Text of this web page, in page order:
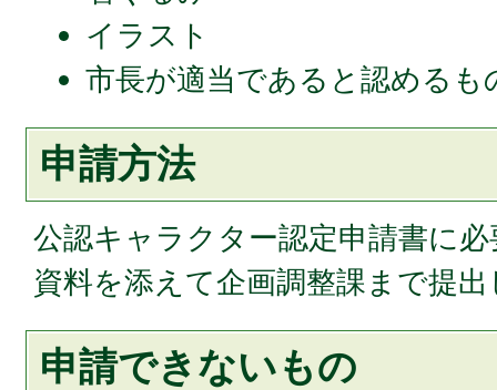
イラスト
市長が適当であると認めるも
申請方法
公認キャラクター認定申請書に
資料を添えて企画調整課まで提
申請できないもの